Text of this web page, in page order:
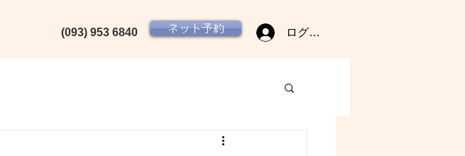
(093) 953 6840‬ ネット予約 ログイン